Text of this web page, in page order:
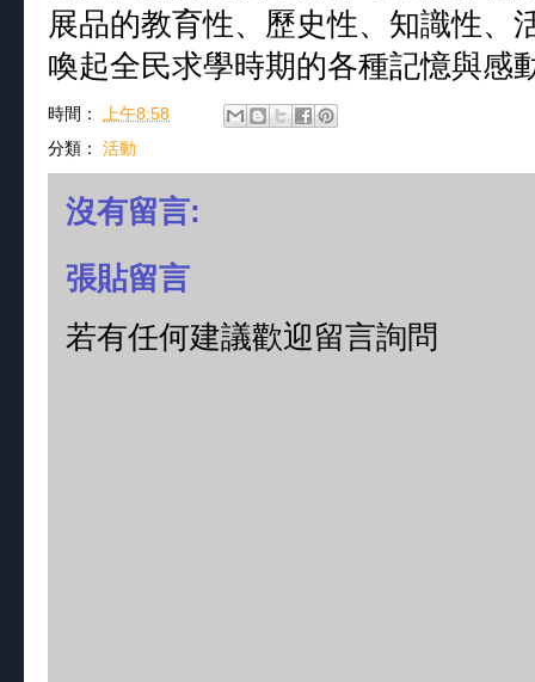
展品的教育性、歷史性、知識性、
喚起全民求學時期的各種記憶與感
時間： 上午8:58
分類： 活動
沒有留言:
張貼留言
若有任何建議歡迎留言詢問